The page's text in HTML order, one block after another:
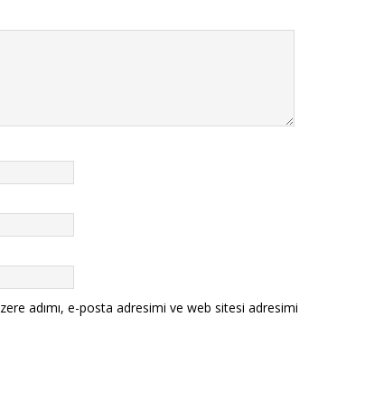
adımı, e-posta adresimi ve web sitesi adresimi